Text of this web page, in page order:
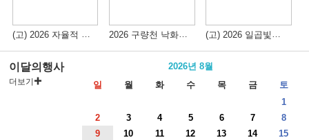
(고) 2026 자율적 교육과정 진로 집중형 프로그램 발표회 2026 구량천 낙화놀이 행사 (고) 2026 일곱빛깔 매력발산 안성고등학교 칠연제 축제
이달의행사
더보기
2026년 8월
일
월 화 수 목 금
토
1
2
3 4 5 6 7
8
9
10 11 12 13 14
15